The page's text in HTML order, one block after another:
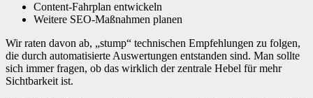
Content-Fahrplan entwickeln
Weitere SEO-Maßnahmen planen
Wir raten davon ab, „stump“ technischen Empfehlungen zu folgen,
die durch automatisierte Auswertungen entstanden sind. Man sollte
sich immer fragen, ob das wirklich der zentrale Hebel für mehr
Sichtbarkeit ist.